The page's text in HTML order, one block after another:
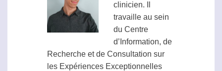
clinicien. Il
travaille au sein
du Centre
d’Information, de
Recherche et de Consultation sur
les Expériences Exceptionnelles